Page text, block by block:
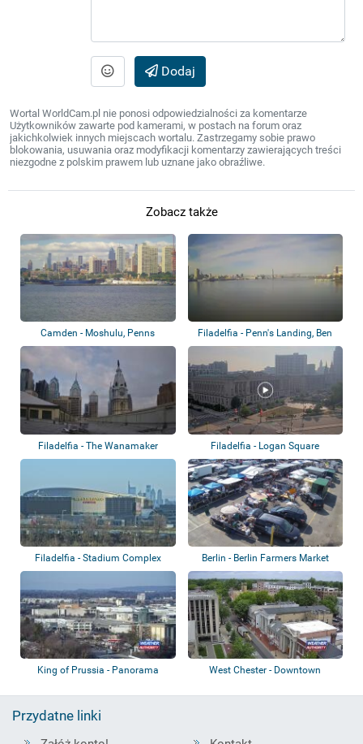
Dodaj
Wortal WorldCam.pl nie ponosi odpowiedzialności za komentarze
Użytkowników zawarte pod kamerami, w postach na forum oraz
jakichkolwiek innych miejscach wortalu. Zastrzegamy sobie prawo
blokowania, usuwania oraz modyfikacji komentarzy zawierających treści
niezgodne z polskim prawem lub uznane jako obraźliwe.
Zobacz także
Camden - Moshulu, Penns
Landing
Filadelfia - Penn's Landing, Ben
Frankli...
Filadelfia - The Wanamaker
Office Buildi...
Filadelfia - Logan Square
Filadelfia - Stadium Complex Berlin - Berlin Farmers Market
King of Prussia - Panorama West Chester - Downtown
Przydatne linki